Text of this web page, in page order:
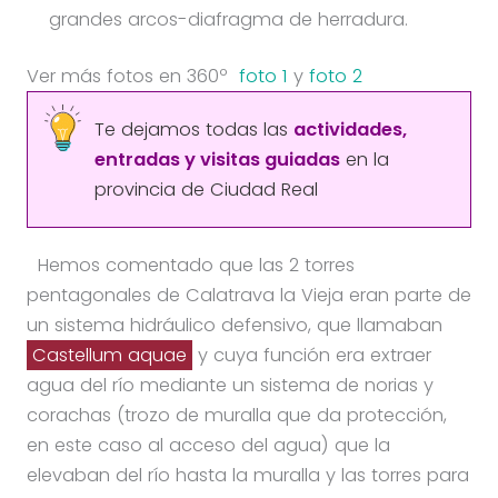
grandes arcos-diafragma de herradura.
Ver más fotos en 360º foto 1 y foto 2
Te dejamos todas las actividades,
entradas y visitas guiadasen la
provincia de Ciudad Real
Hemos comentado que las 2 torres
pentagonales de Calatrava la Vieja eran parte de
un sistema hidráulico defensivo, que llamaban
Castellum aquae y cuya función era extraer
agua del río mediante un sistema de norias y
corachas (trozo de muralla que da protección,
en este caso al acceso del agua) que la
elevaban del río hasta la muralla y las torres para